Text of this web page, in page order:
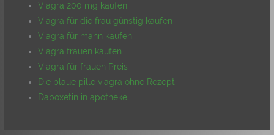
Viagra 200 mg kaufen
Viagra für die frau günstig kaufen
Viagra für mann kaufen
Viagra frauen kaufen
Viagra für frauen Preis
Die blaue pille viagra ohne Rezept
Dapoxetin in apotheke